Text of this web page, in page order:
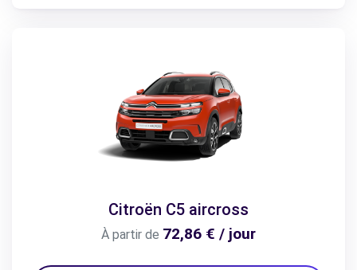
Citroën C5 aircross
À partir de 72,86 € / jour